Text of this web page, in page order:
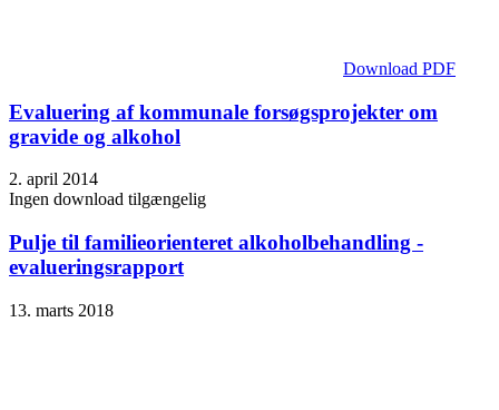
Download PDF
Evaluering af kommunale forsøgsprojekter om
gravide og alkohol
2. april 2014
Ingen download tilgængelig
Pulje til familieorienteret alkoholbehandling -
evalueringsrapport
13. marts 2018